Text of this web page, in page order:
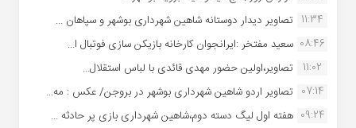
11:34 تصاویر دیدار دوستانه شاهین شهردارى بوشهر و سپاهان ...
08:46 سعید مفتخر :ایرانجوان کارخانه بازیکن سازی فوتبال ا...
11:02
تصاویر،اولین حضور مهدی قائدی با لباس استقلال...
07:14 تصاویر اردو شاهین شهرداری بوشهر در بروجن/ عکس : مه...
09:24 هفته اول لیگ دسته دوم،شاهین شهرداری بازی پر حادثه ...